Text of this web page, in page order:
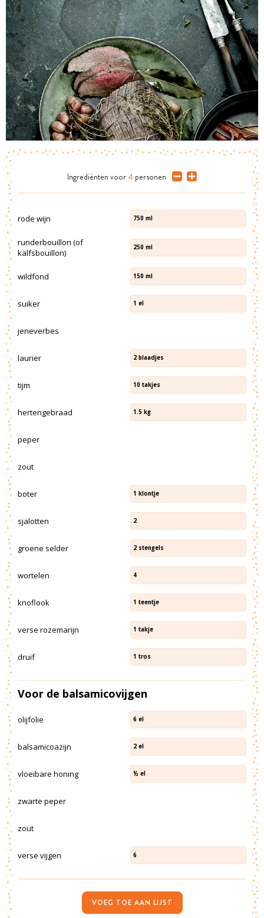
Ingrediënten voor 4 personen
rode wijn 750 ml
runderbouillon (of
kalfsbouillon)
250 ml
wildfond 150 ml
suiker 1 el
jeneverbes
laurier 2 blaadjes
tijm 10 takjes
hertengebraad 1.5 kg
peper
zout
boter 1 klontje
sjalotten 2
groene selder 2 stengels
wortelen 4
knoflook 1 teentje
verse rozemarijn 1 takje
druif 1 tros
Voor de balsamicovijgen
olijfolie 6 el
balsamicoazijn 2 el
vloeibare honing ½ el
zwarte peper
zout
verse vijgen 6
VOEG TOE AAN LIJST